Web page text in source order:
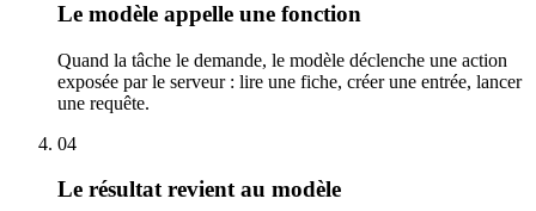
Le modèle appelle une fonction
Quand la tâche le demande, le modèle déclenche une action
exposée par le serveur : lire une fiche, créer une entrée, lancer
une requête.
04
Le résultat revient au modèle